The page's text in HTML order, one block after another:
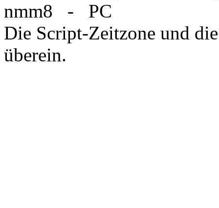
nmm8 - PC
Die Script-Zeitzone und
überein.